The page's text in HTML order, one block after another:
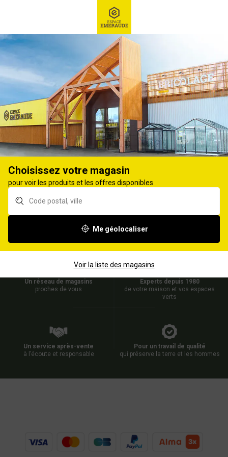
Ex : Robot tondeuse, ...
Matériel de voirie
LAME VOIRIE
Aucun produit.
Un réseau de magasins
proches de vous
Experts depuis 1980
de votre maison et vos espaces
verts
Un service après-vente
à l’écoute et responsable
Pour un travail de qualité
qui préserve la terre et les hommes
Choisissez votre magasin
pour voir les produits et les offres disponibles
Me géolocaliser
Voir la liste des magasins